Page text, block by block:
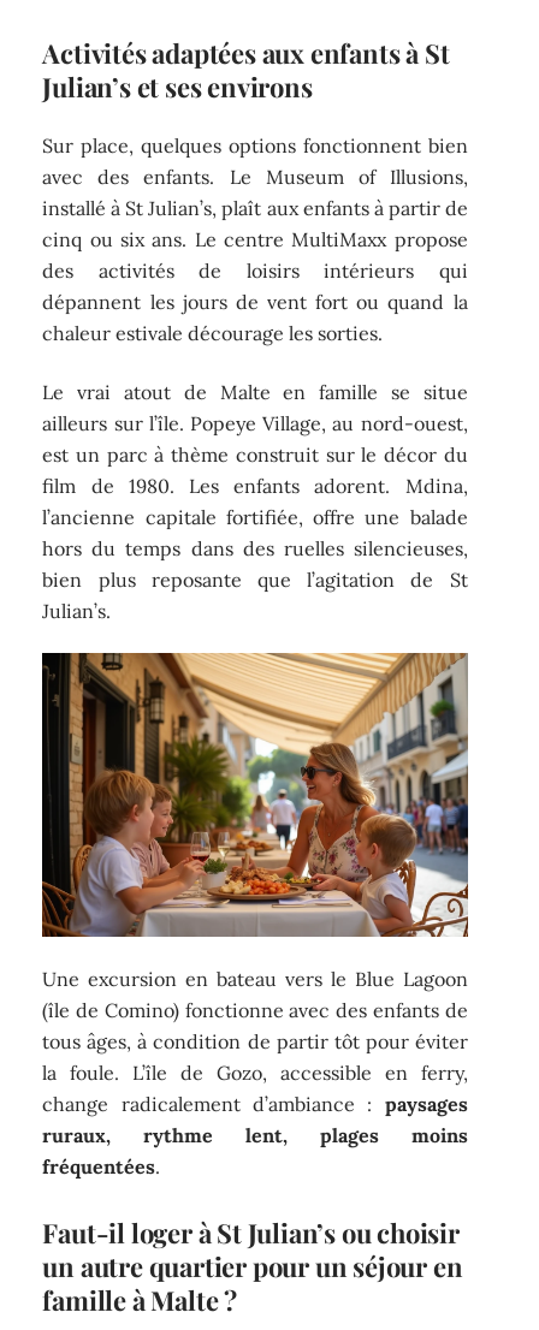
Activités adaptées aux enfants à St
Julian’s et ses environs
Sur place, quelques options fonctionnent bien
avec des enfants. Le Museum of Illusions,
installé à St Julian’s, plaît aux enfants à partir de
cinq ou six ans. Le centre MultiMaxx propose
des activités de loisirs intérieurs qui
dépannent les jours de vent fort ou quand la
chaleur estivale décourage les sorties.
Le vrai atout de Malte en famille se situe
ailleurs sur l’île. Popeye Village, au nord-ouest,
est un parc à thème construit sur le décor du
film de 1980. Les enfants adorent. Mdina,
l’ancienne capitale fortifiée, offre une balade
hors du temps dans des ruelles silencieuses,
bien plus reposante que l’agitation de St
Julian’s.
Une excursion en bateau vers le Blue Lagoon
(île de Comino) fonctionne avec des enfants de
tous âges, à condition de partir tôt pour éviter
la foule. L’île de Gozo, accessible en ferry,
change radicalement d’ambiance : paysages
ruraux, rythme lent, plages moins
fréquentées.
Faut-il loger à St Julian’s ou choisir
un autre quartier pour un séjour en
famille à Malte ?